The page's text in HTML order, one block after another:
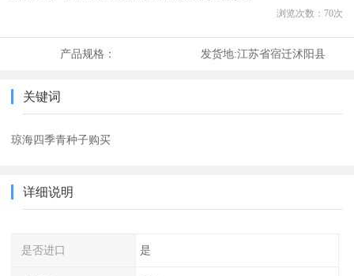
浏览次数： 70次
产品规格： 发货地:江苏省宿迁沭阳县
关键词
琼海四季青种子购买
详细说明
是否进口 是